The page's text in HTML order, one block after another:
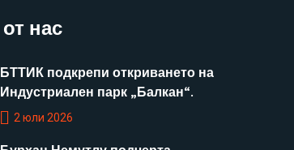
нас
БТТИК подкрепи откриването на
Индустриален парк „Балкан“.
2 юли 2026